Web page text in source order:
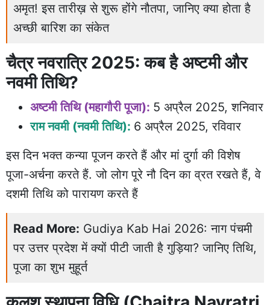
अमृत! इस तारीख़ से शुरू होंगे नौतपा, जानिए क्या होता है
अच्छी बारिश का संकेत
चैत्र नवरात्रि 2025: कब है अष्टमी और
नवमी तिथि?
अष्टमी तिथि (महागौरी पूजा): 5 अप्रैल 2025, शनिवार
राम नवमी (नवमी तिथि): 6 अप्रैल 2025, रविवार
इस दिन भक्त कन्या पूजन करते हैं और मां दुर्गा की विशेष
पूजा-अर्चना करते हैं. जो लोग पूरे नौ दिन का व्रत रखते हैं, वे
दशमी तिथि को पारायण करते हैं
Read More: Gudiya Kab Hai 2026: नाग पंचमी
पर उत्तर प्रदेश में क्यों पीटी जाती है गुड़िया? जानिए तिथि,
पूजा का शुभ मुहूर्त